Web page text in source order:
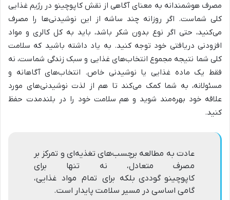
مصرف هوشمندانه به معنای آگاهی از نقش کاپوچینو در رژیم غذایی
کلی شماست. اگر روزانه چند ساشه از این نوشیدنی‌ها را مصرف
می‌کنید، حتی اگر نوع بدون شکر باشد، باید به کل کالری و مواد
افزودنی دریافتی خود توجه کنید. به یاد داشته باشید که سلامت
کلی شما نتیجه مجموع انتخاب‌های غذایی و سبک زندگی شماست، نه
فقط یک ماده غذایی یا نوشیدنی خاص. انتخاب‌های آگاهانه و
مسئولانه، به شما کمک می‌کند تا هم از لذت نوشیدنی‌های مورد
علاقه خود بهره‌مند شوید و هم سلامت خود را در بلندمدت حفظ
کنید.
عادت به مطالعه برچسب‌های تغذیه‌ای و تمرکز بر
مصرف متعادل، نه تنها برای
کاپوچینو گوددی بلکه برای تمام مواد غذایی،
گامی اساسی در مسیر سلامت پایدار است.